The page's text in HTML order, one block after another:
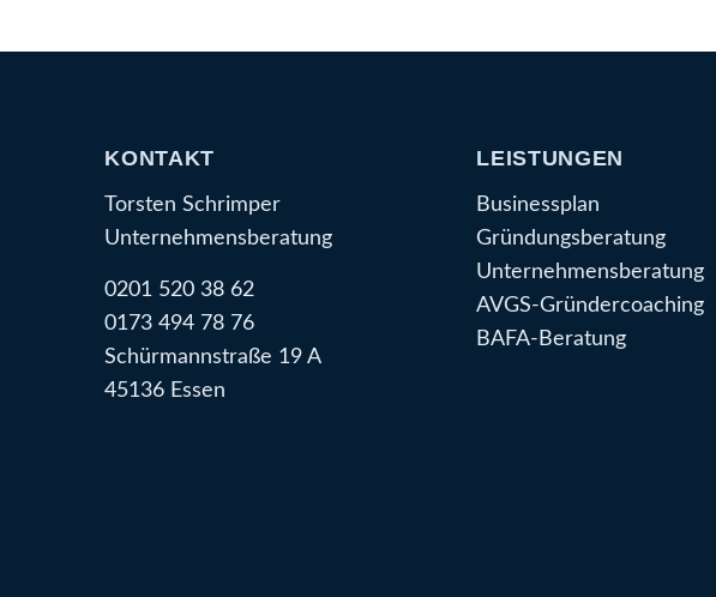
KONTAKT
Torsten Schrimper
Unternehmensberatung
0201 520 38 62
0173 494 78 76
Schürmannstraße 19 A
45136 Essen
LEISTUNGEN
Businessplan
Gründungsberatung
Unternehmensberatung
AVGS-Gründercoaching
BAFA-Beratung